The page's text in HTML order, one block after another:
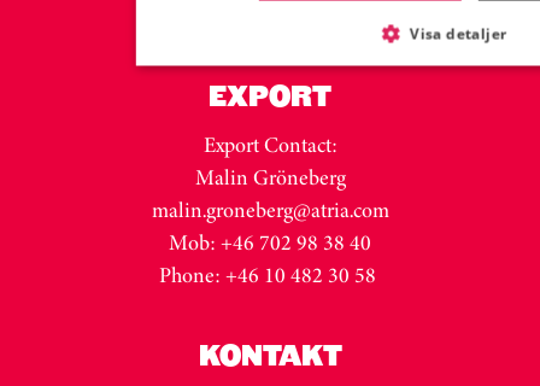
EXPORT
Export Contact:
Malin Gröneberg
malin.groneberg@atria.com
Mob: +46 702 98 38 40
Phone: +46 10 482 30 58
KONTAKT
Visa detaljer